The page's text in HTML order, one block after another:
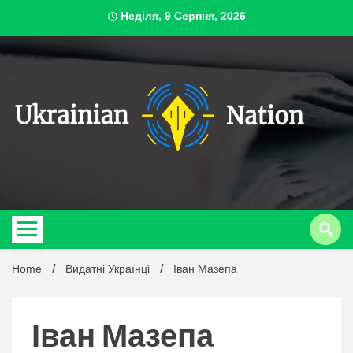
content
Неділя, 9 Серпня, 2026
Home Видатні Українці Іван Мазепа
Іван Мазепа